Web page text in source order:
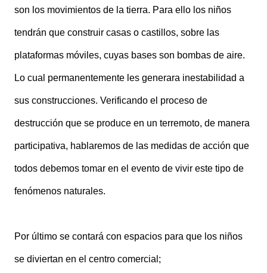
son los movimientos de la tierra. Para ello los niños
tendrán que construir casas o castillos, sobre las
plataformas móviles, cuyas bases son bombas de aire.
Lo cual permanentemente les generara inestabilidad a
sus construcciones. Verificando el proceso de
destrucción que se produce en un terremoto, de manera
participativa, hablaremos de las medidas de acción que
todos debemos tomar en el evento de vivir este tipo de
fenómenos naturales.
Por último se contará con espacios para que los niños
se diviertan en el centro comercial;